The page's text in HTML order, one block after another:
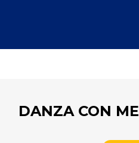
DANZA CON ME